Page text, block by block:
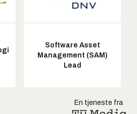
Software Asset
Management (SAM)
Lead
En tjeneste fra